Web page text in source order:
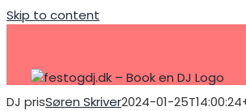
Skip to content
DJ prisSøren Skriver2024-01-